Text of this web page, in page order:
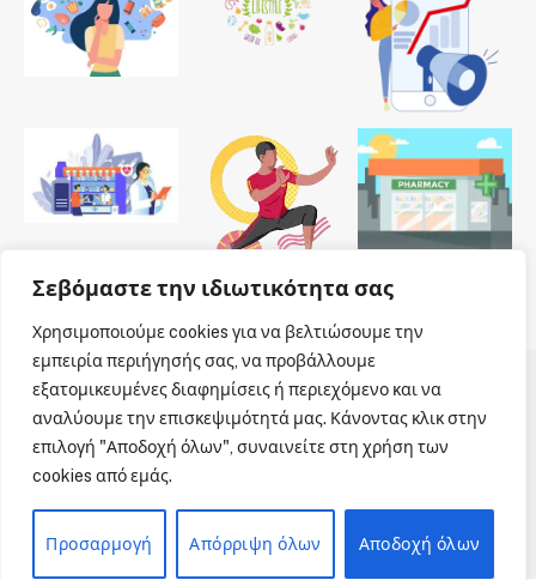
Σεβόμαστε την ιδιωτικότητα σας
Χρησιμοποιούμε cookies για να βελτιώσουμε την
εμπειρία περιήγησής σας, να προβάλλουμε
εξατομικευμένες διαφημίσεις ή περιεχόμενο και να
αναλύουμε την επισκεψιμότητά μας. Κάνοντας κλικ στην
επιλογή "Αποδοχή όλων", συναινείτε στη χρήση των
cookies από εμάς.
Προσαρμογή Απόρριψη όλων Αποδοχή όλων
© 2026 Dailypharmanews. Designed byDailypharmanews
Αρχική Όροι χρήσης
Πολιτική cookies
Πολιτική απορρήτου